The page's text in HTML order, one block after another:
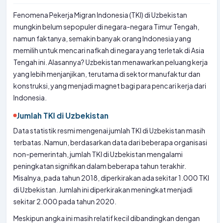
Fenomena Pekerja Migran Indonesia (TKI) di Uzbekistan
mungkin belum sepopuler di negara-negara Timur Tengah,
namun faktanya, semakin banyak orang Indonesia yang
memilih untuk mencari nafkah di negara yang terletak di Asia
Tengah ini. Alasannya? Uzbekistan menawarkan peluang kerja
yang lebih menjanjikan, terutama di sektor manufaktur dan
konstruksi, yang menjadi magnet bagi para pencari kerja dari
Indonesia.
Jumlah TKI di Uzbekistan
Data statistik resmi mengenai jumlah TKI di Uzbekistan masih
terbatas. Namun, berdasarkan data dari beberapa organisasi
non-pemerintah, jumlah TKI di Uzbekistan mengalami
peningkatan signifikan dalam beberapa tahun terakhir.
Misalnya, pada tahun 2018, diperkirakan ada sekitar 1.000 TKI
di Uzbekistan. Jumlah ini diperkirakan meningkat menjadi
sekitar 2.000 pada tahun 2020.
Meskipun angka ini masih relatif kecil dibandingkan dengan